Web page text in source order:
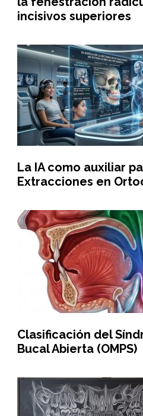
incisivos superiores
La IA como auxiliar
Extracciones en
Clasificación del
Bucal Abierta (OMPS)